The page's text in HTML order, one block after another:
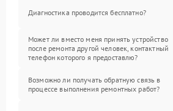
Диагностика проводится бесплатно?
Может ли вместо меня принять устройство
после ремонта другой человек, контактный
телефон которого я предоставлю?
Возможно ли получать обратную связь в
процессе выполнения ремонтных работ?